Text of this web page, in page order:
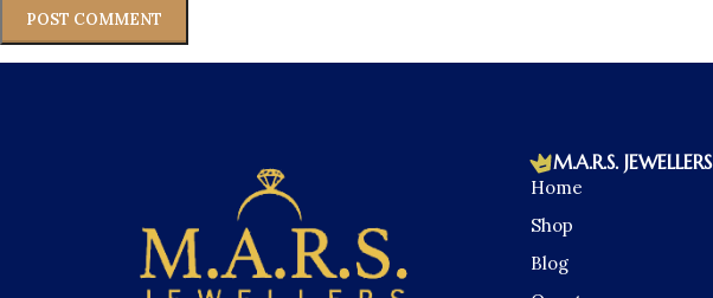
M.A.R.S. JEWELLERS
Home
Shop
Blog